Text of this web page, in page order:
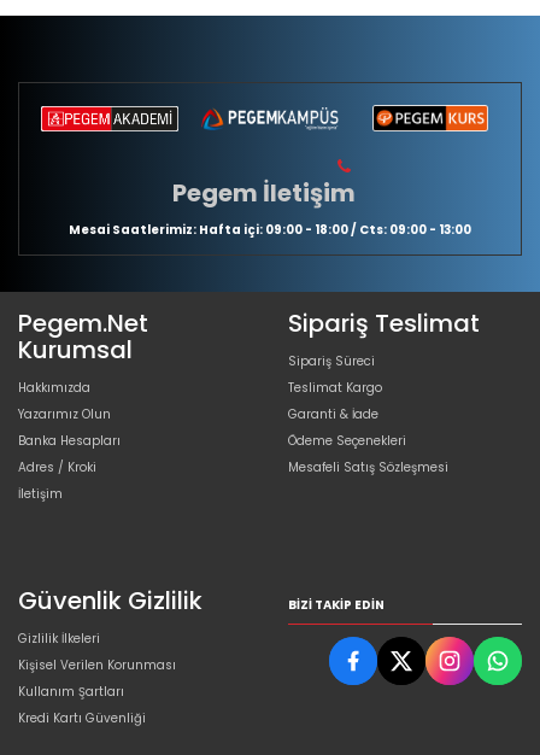
Pegem İletişim
Mesai Saatlerimiz: Hafta içi: 09:00 - 18:00 / Cts: 09:00 - 13:00
Pegem.Net
Kurumsal
Hakkımızda
Yazarımız Olun
Banka Hesapları
Adres / Kroki
İletişim
Sipariş Teslimat
Sipariş Süreci
Teslimat Kargo
Garanti & İade
Ödeme Seçenekleri
Mesafeli Satış Sözleşmesi
Güvenlik Gizlilik
Gizlilik İlkeleri
Kişisel Verilen Korunması
Kullanım Şartları
Kredi Kartı Güvenliği
BIZI TAKIP EDIN